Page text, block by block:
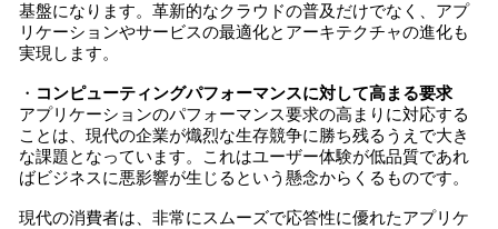
基盤になります。革新的なクラウドの普及だけでなく、アプ
リケーションやサービスの最適化とアーキテクチャの進化も
実現します。
・ コンピューティングパフォーマンスに対して高まる要求
アプリケーションのパフォーマンス要求の高まりに対応する
ことは、現代の企業が熾烈な生存競争に勝ち残るうえで大き
な課題となっています。これはユーザー体験が低品質であれ
ばビジネスに悪影響が生じるという懸念からくるものです。
現代の消費者は、非常にスムーズで応答性に優れたアプリケ